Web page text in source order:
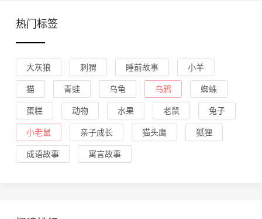
热门标签
大灰狼 刺猬 睡前故事 小羊
猫 青蛙 乌龟 乌鸦 蜘蛛
蛋糕 动物 水果 老鼠 兔子
小老鼠 亲子成长 猫头鹰 狐狸
成语故事 寓言故事